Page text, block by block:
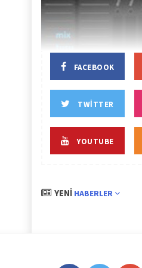
BAŞLIK
FACEBOOK
TWITTER
YOUTUBE
YENI HABERLER